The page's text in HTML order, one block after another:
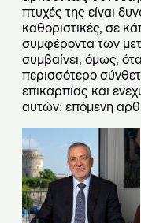
πτυχές της είναι
καθοριστικές, σε
συμφέροντα των
συμβαίνει, όμως,
περισσότερο
επικαρπίας και
αυτών: επόμενη